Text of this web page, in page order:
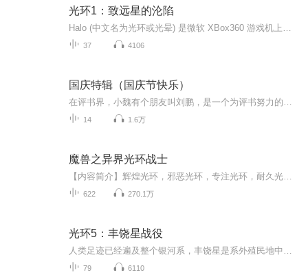
光环1：致远星的沦陷
37 4106
国庆特辑（国庆节快乐）
14 1.6万
魔兽之异界光环战士
622 270.1万
光环5：丰饶星战役
79 6110